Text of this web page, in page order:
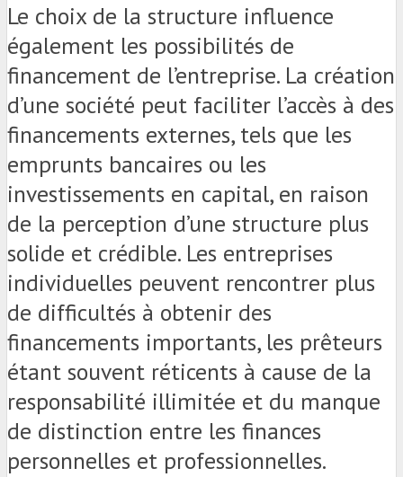
Le choix de la structure influence
également les possibilités de
financement de l’entreprise. La création
d’une société peut faciliter l’accès à des
financements externes, tels que les
emprunts bancaires ou les
investissements en capital, en raison
de la perception d’une structure plus
solide et crédible. Les entreprises
individuelles peuvent rencontrer plus
de difficultés à obtenir des
financements importants, les prêteurs
étant souvent réticents à cause de la
responsabilité illimitée et du manque
de distinction entre les finances
personnelles et professionnelles.